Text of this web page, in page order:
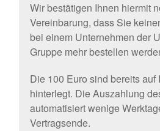
Wir bestätigen Ihnen hiermit
Vereinbarung, dass Sie
bei einem Unternehmen der
Gruppe mehr bestellen
Die 100 Euro sind bereits auf
hinterlegt. Die Auszahlung
automatisiert wenige
Vertragsende.